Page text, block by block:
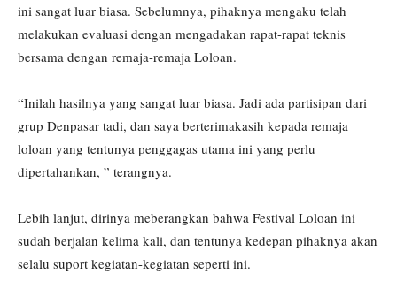
ini sangat luar biasa. Sebelumnya, pihaknya mengaku telah
melakukan evaluasi dengan mengadakan rapat-rapat teknis
bersama dengan remaja-remaja Loloan.
“Inilah hasilnya yang sangat luar biasa. Jadi ada partisipan dari
grup Denpasar tadi, dan saya berterimakasih kepada remaja
loloan yang tentunya penggagas utama ini yang perlu
dipertahankan, ” terangnya.
Lebih lanjut, dirinya meberangkan bahwa Festival Loloan ini
sudah berjalan kelima kali, dan tentunya kedepan pihaknya akan
selalu suport kegiatan-kegiatan seperti ini.